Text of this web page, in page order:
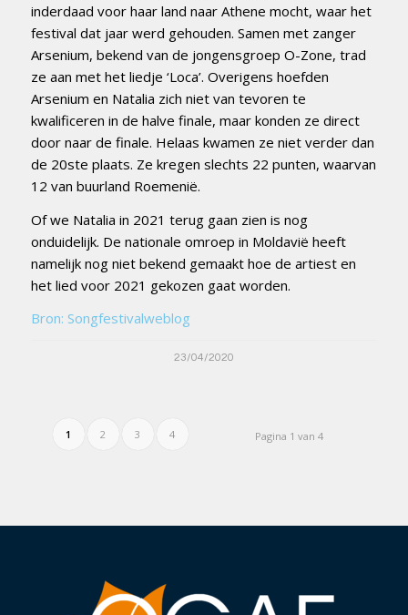
inderdaad voor haar land naar Athene mocht, waar het
festival dat jaar werd gehouden. Samen met zanger
Arsenium, bekend van de jongensgroep O-Zone, trad
ze aan met het liedje ‘Loca’. Overigens hoefden
Arsenium en Natalia zich niet van tevoren te
kwalificeren in de halve finale, maar konden ze direct
door naar de finale. Helaas kwamen ze niet verder dan
de 20ste plaats. Ze kregen slechts 22 punten, waarvan
12 van buurland Roemenië.
Of we Natalia in 2021 terug gaan zien is nog
onduidelijk. De nationale omroep in Moldavië heeft
namelijk nog niet bekend gemaakt hoe de artiest en
het lied voor 2021 gekozen gaat worden.
Bron: Songfestivalweblog
23/04/2020
Pagina 1 van 4
1 2 3 4